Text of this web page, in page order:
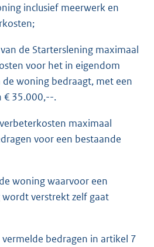
inclusief meerwerk en
de Starterslening maximaal
voor het in eigendom
woning bedraagt, met een
€ 35.000,--.
maximaal
voor een bestaande
woning waarvoor een
wordt verstrekt zelf gaat
vermelde bedragen in artikel 7